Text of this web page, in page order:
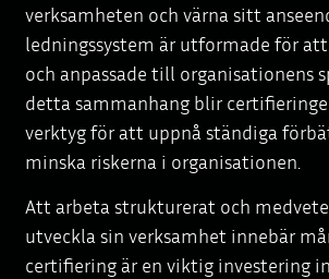
verksamheten och värna sitt
ledningssystem är utformade för
och anpassade till organisationens
detta sammanhang blir
verktyg för att uppnå ständiga
minska riskerna i organisationen.
Att arbeta strukturerat och
utveckla sin verksamhet innebär
certifiering är en viktig investering